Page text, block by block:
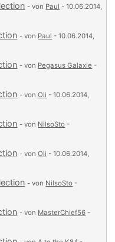
- von Paul - 10.06.2014,
- von Paul - 10.06.2014,
- von Pegasus Galaxie -
- vonOli - 10.06.2014,
- von NilsoSto -
- vonOli - 10.06.2014,
- von NilsoSto -
- von MasterChief56 -